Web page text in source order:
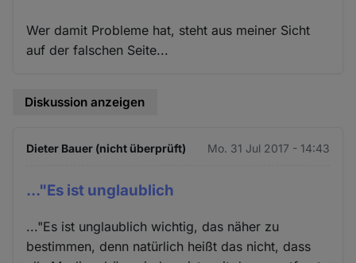
Wer damit Probleme hat, steht aus meiner Sicht
auf der falschen Seite...
Diskussion anzeigen
Dieter Bauer (nicht überprüft) Mo. 31 Jul 2017 - 14:43
..."Es ist unglaublich
..."Es ist unglaublich wichtig, das näher zu
bestimmen, denn natürlich heißt das nicht, dass